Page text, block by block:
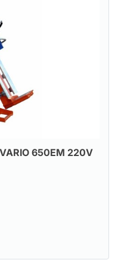
650EM 220V